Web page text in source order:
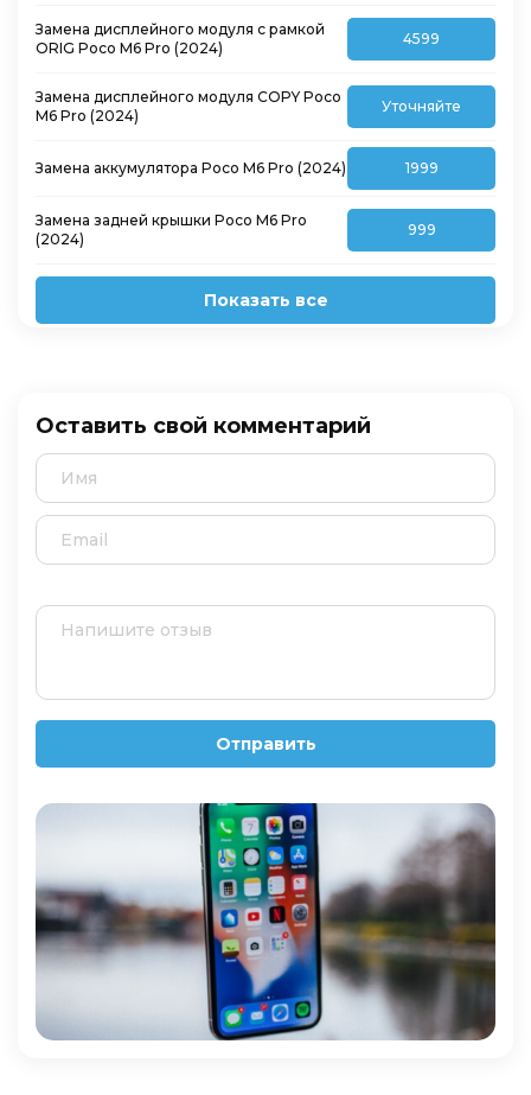
Замена дисплейного модуля с рамкой
ORIG Poco M6 Pro (2024)
4599
Замена дисплейного модуля COPY Poco
M6 Pro (2024)
Уточняйте
Замена аккумулятора Poco M6 Pro (2024) 1999
Замена задней крышки Poco M6 Pro
(2024)
999
Показать все
Оставить свой комментарий
Отправить